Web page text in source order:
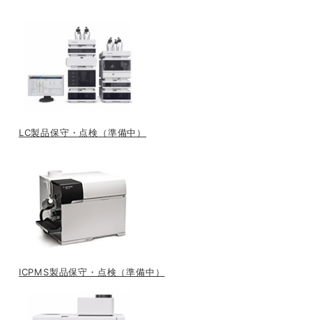
LC製品保守・点検（準備中）
ICPMS製品保守・点検（準備中）